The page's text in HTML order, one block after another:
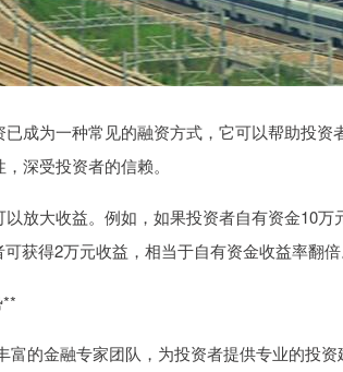
成为一种常见的融资方式，它可以帮助投
深受投资者的信赖。
放大收益。例如，如果投资者自有资金10
获得2万元收益，相当于自有资金收益率翻倍
的金融专家团队，为投资者提供专业的投资